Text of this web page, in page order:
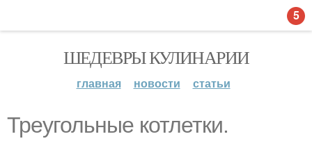
ШЕДЕВРЫ КУЛИНАРИИ
главная новости статьи
Треугольные котлетки.
5